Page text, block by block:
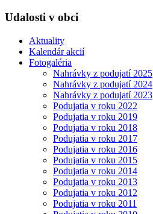
Udalosti v obci
Aktuality
Kalendár akcií
Fotogaléria
Nahrávky z podujatí 2025
Nahrávky z podujatí 2024
Nahrávky z podujatí 2023
Podujatia v roku 2022
Podujatia v roku 2019
Podujatia v roku 2018
Podujatia v roku 2017
Podujatia v roku 2016
Podujatia v roku 2015
Podujatia v roku 2014
Podujatia v roku 2013
Podujatia v roku 2012
Podujatia v roku 2011